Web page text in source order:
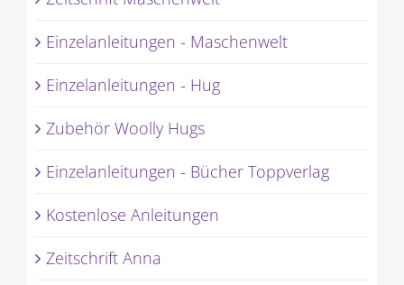
Einzelanleitungen - Maschenwelt
Einzelanleitungen - Hug
Zubehör Woolly Hugs
Einzelanleitungen - Bücher Toppverlag
Kostenlose Anleitungen
Zeitschrift Anna